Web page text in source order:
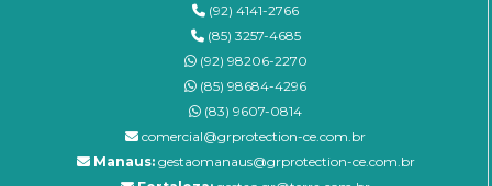
(92) 4141-2766
(85) 3257-4685
(92) 98206-2270
(85) 98684-4296
(83) 9607-0814
comercial@grprotection-ce.com.br
Manaus:gestaomanaus@grprotection-ce.com.br